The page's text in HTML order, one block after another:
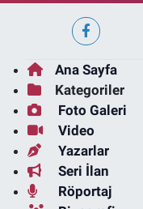
Ana Sayfa
Kategoriler
Foto Galeri
Video
Yazarlar
Seri İlan
Röportaj